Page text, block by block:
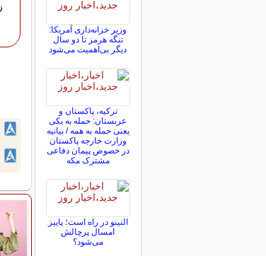
وزیر خزانه‌داری آمریکا:
تنگه هرمز تا دو سال
دیگر بی‌اهمیت می‌شود
ترکیه، پاکستان و
عربستان: حمله به یکی
یعنی حمله به همه / بیانیه
وزارت خارجه پاکستان
در خصوص پیمان دفاعی
مشترک مکه
النینو در راه است؛ پاییز
امسال پرچالش
می‌شود؟